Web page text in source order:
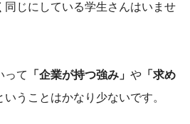
同じにしている学生さんはいませ
って 「企業が持つ強み」 や 「求め
いうことはかなり少ないです。